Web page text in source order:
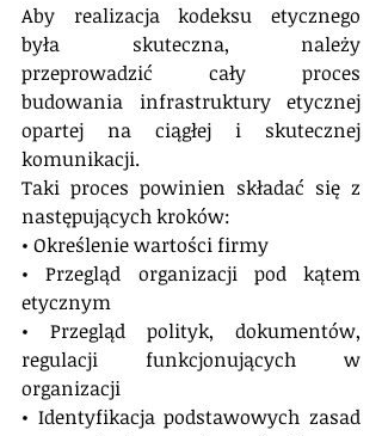
Aby realizacja kodeksu etycznego
była skuteczna, należy
przeprowadzić cały proces
budowania infrastruktury etycznej
opartej na ciągłej i skutecznej
komunikacji.
Taki proces powinien składać się z
następujących kroków:
• Określenie wartości firmy
• Przegląd organizacji pod kątem
etycznym
• Przegląd polityk, dokumentów,
regulacji funkcjonujących w
organizacji
• Identyfikacja podstawowych zasad